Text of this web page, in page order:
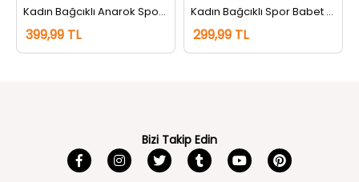
Kadın Bağcıklı Anarok Spor Ayakkabı Beyazgri
399,99 TL
Kadın Bağcıklı Spor Babet Siyahgümüş
299,99 TL
Bizi Takip Edin